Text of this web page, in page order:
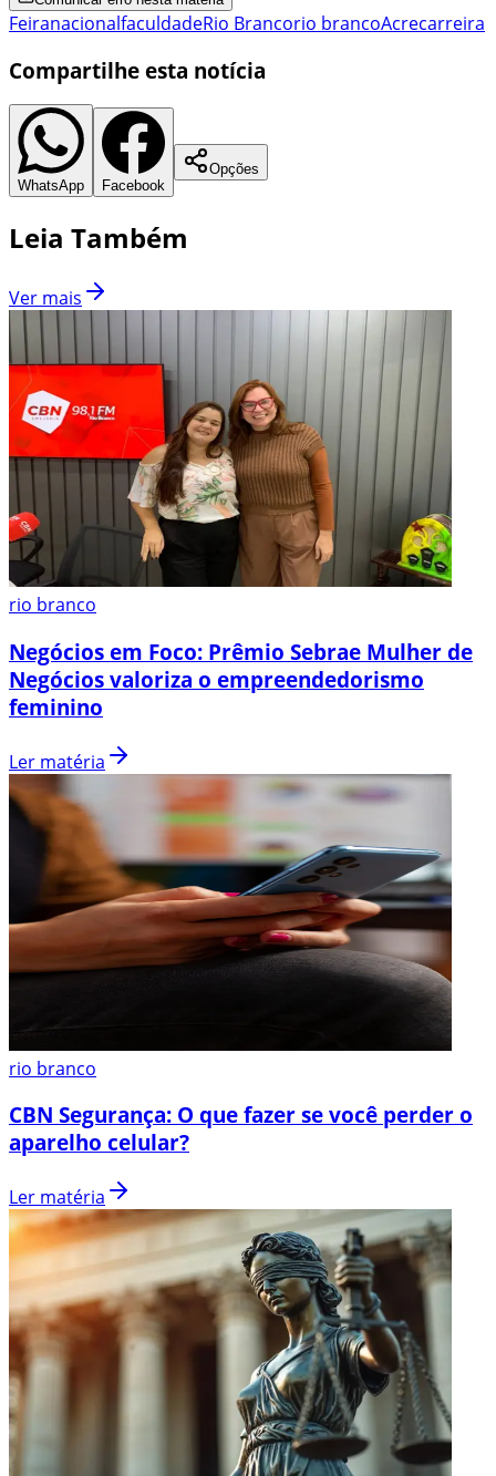
FeiranacionalfaculdadeRio Brancorio brancoAcrecarreira
Compartilhe esta notícia
WhatsApp Facebook
Opções
Leia Também
Ver mais
rio branco
Negócios em Foco: Prêmio Sebrae Mulher de
Negócios valoriza o empreendedorismo
feminino
Ler matéria
rio branco
CBN Segurança: O que fazer se você perder o
aparelho celular?
Ler matéria